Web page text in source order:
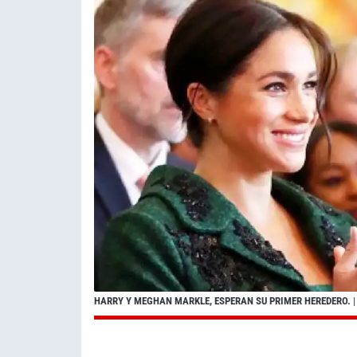
HARRY Y MEGHAN MARKLE, ESPERAN SU PRIMER HEREDERO.